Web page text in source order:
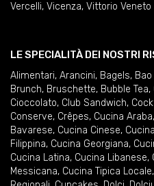
Vercelli, Vicenza, Vittorio Veneto
LE SPECIALITÀ DEI NOSTRI
Alimentari, Arancini, Bagels,
Brunch, Bruschette, Bubble Tea,
Cioccolato, Club Sandwich,
Conserve, Crêpes, Cucina Araba,
Bavarese, Cucina Cinese,
Filippina, Cucina Georgiana,
Cucina Latina, Cucina Libanese,
Messicana, Cucina Tipica Locale,